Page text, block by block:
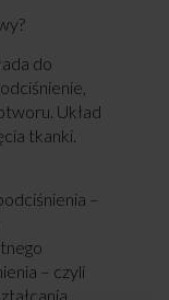
do
Układ
tkanki.
–
– czyli